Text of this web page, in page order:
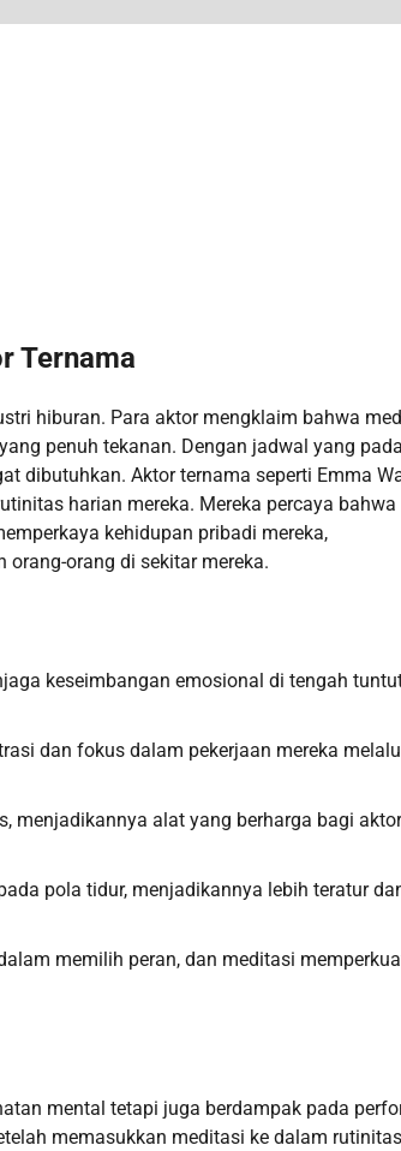
Ternama
hiburan. Para aktor mengklaim bahwa
penuh tekanan. Dengan jadwal yang
dibutuhkan. Aktor ternama seperti Emma
harian mereka. Mereka percaya bahwa
kehidupan pribadi mereka,
orang di sekitar mereka.
keseimbangan emosional di tengah
dan fokus dalam pekerjaan mereka
menjadikannya alat yang berharga bagi aktor
pola tidur, menjadikannya lebih teratur
memilih peran, dan meditasi
mental tetapi juga berdampak pada
memasukkan meditasi ke dalam rutinitas